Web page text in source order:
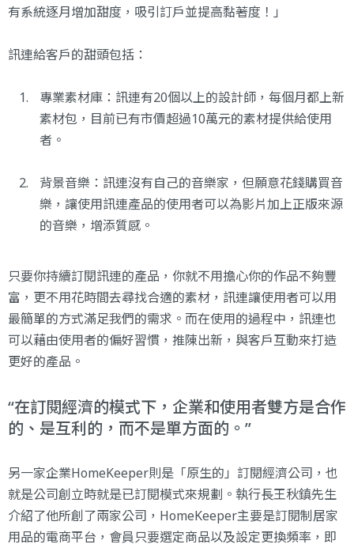
有系統逐月增加甜度，吸引訂戶並提高黏著度！」
訊連給客戶的甜頭包括：
專業素材庫：訊連有20個以上的設計師，每個月都上新
素材包，目前已有市價超過10萬元的素材提供給使用
者。
背景音樂：訊連沒有自己的音樂家，但願意花錢購買音
樂，讓使用訊連產品的使用者可以為影片加上正版來源
的音樂，增添質感。
只要你持續訂閱訊連的產品，你就不用擔心你的作品不夠豐
富，更不用花時間去尋找合適的素材，訊連讓使用者可以用
最簡單的方式滿足我們的需求。而在使用的過程中，訊連也
可以藉由使用者的偏好習慣，推陳出新，與客戶互動來打造
更好的產品。
在訂閱經濟的模式下，企業和使用者雙方是合作
的、是互利的，而不是單方面的。
另一家企業HomeKeeper則是「原生的」訂閱經濟公司，也
就是公司創立時就是已訂閱模式來規劃。執行長王秋鎮先生
介紹了他所創了兩家公司，HomeKeeper主要是訂閱制居家
用品的電商平台，會員只要選定商品以及設定更換頻率，即